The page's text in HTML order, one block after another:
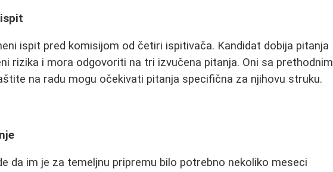
ispit pred komisijom od četiri ispitivača. Kandidat dobija pitanja
rizika i mora odgovoriti na tri izvučena pitanja. Oni sa prethodnim
na radu mogu očekivati pitanja specifična za njihovu struku.
da im je za temeljnu pripremu bilo potrebno nekoliko meseci